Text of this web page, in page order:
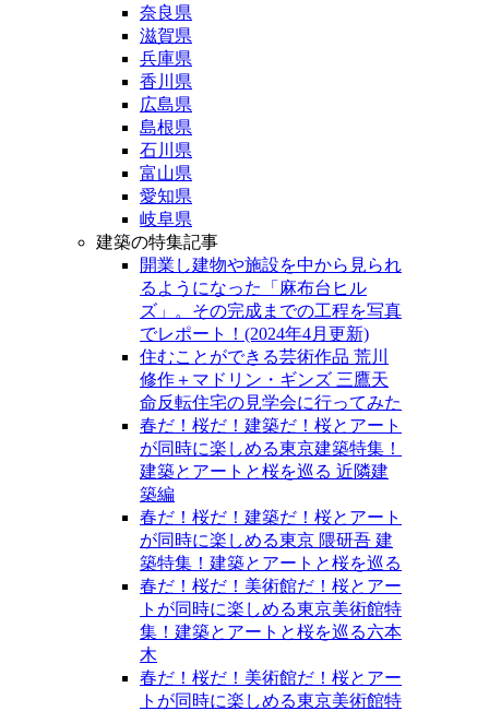
奈良県
滋賀県
兵庫県
香川県
広島県
島根県
石川県
富山県
愛知県
岐阜県
建築の特集記事
開業し建物や施設を中から見られ
るようになった「麻布台ヒル
ズ」。その完成までの工程を写真
でレポート！(2024年4月更新)
住むことができる芸術作品 荒川
修作＋マドリン・ギンズ 三鷹天
命反転住宅の見学会に行ってみた
春だ！桜だ！建築だ！桜とアート
が同時に楽しめる東京建築特集！
建築とアートと桜を巡る 近隣建
築編
春だ！桜だ！建築だ！桜とアート
が同時に楽しめる東京 隈研吾 建
築特集！建築とアートと桜を巡る
春だ！桜だ！美術館だ！桜とアー
トが同時に楽しめる東京美術館特
集！建築とアートと桜を巡る六本
木
春だ！桜だ！美術館だ！桜とアー
トが同時に楽しめる東京美術館特